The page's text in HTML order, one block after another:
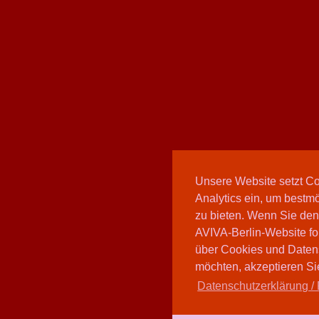
Unsere Website setzt
Analytics ein, um
zu bieten. Wenn Sie
AVIVA-Berlin-Website
über Cookies und
möchten, akzeptieren
Datenschutzerklärung /